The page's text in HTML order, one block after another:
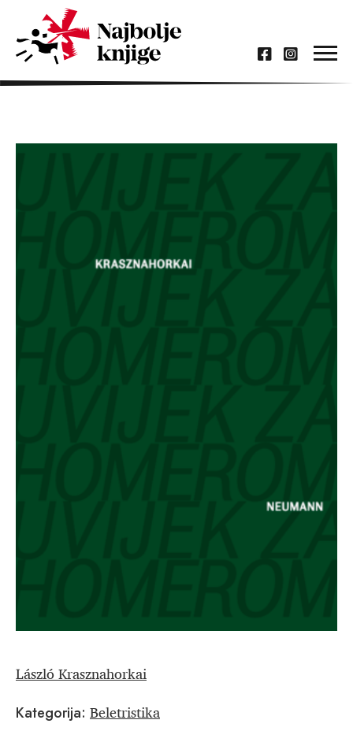
László Krasznahorkai
Kategorija: Beletristika